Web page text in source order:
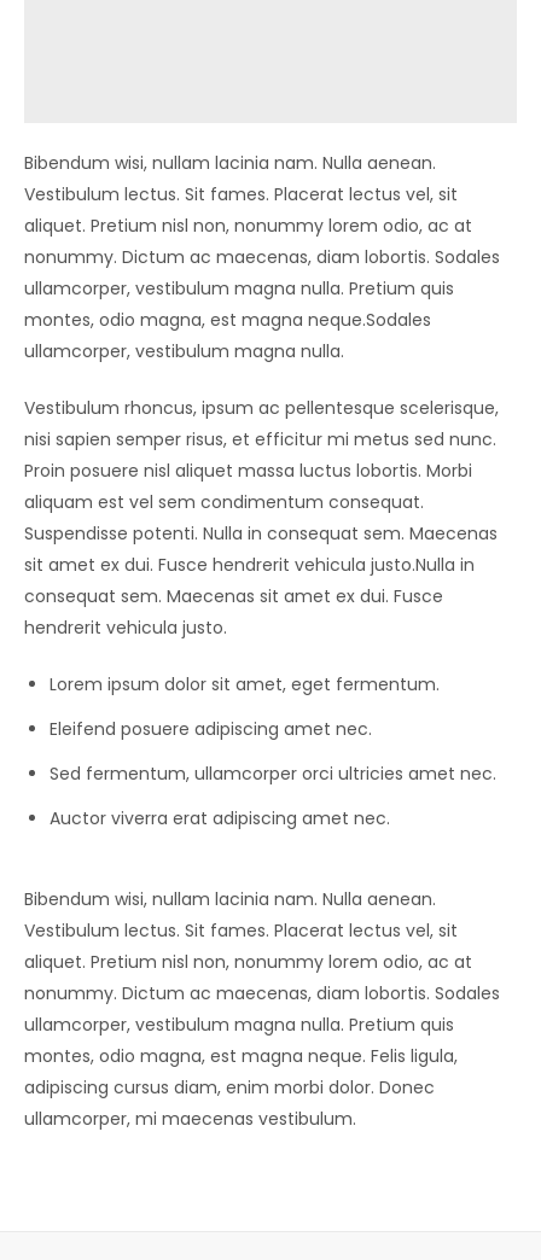
Bibendum wisi, nullam lacinia nam. Nulla aenean.
Vestibulum lectus. Sit fames. Placerat lectus vel, sit
aliquet. Pretium nisl non, nonummy lorem odio, ac at
nonummy. Dictum ac maecenas, diam lobortis. Sodales
ullamcorper, vestibulum magna nulla. Pretium quis
montes, odio magna, est magna neque.Sodales
ullamcorper, vestibulum magna nulla.
Vestibulum rhoncus, ipsum ac pellentesque scelerisque,
nisi sapien semper risus, et efficitur mi metus sed nunc.
Proin posuere nisl aliquet massa luctus lobortis. Morbi
aliquam est vel sem condimentum consequat.
Suspendisse potenti. Nulla in consequat sem. Maecenas
sit amet ex dui. Fusce hendrerit vehicula justo.Nulla in
consequat sem. Maecenas sit amet ex dui. Fusce
hendrerit vehicula justo.
Lorem ipsum dolor sit amet, eget fermentum.
Eleifend posuere adipiscing amet nec.
Sed fermentum, ullamcorper orci ultricies amet nec.
Auctor viverra erat adipiscing amet nec.
Bibendum wisi, nullam lacinia nam. Nulla aenean.
Vestibulum lectus. Sit fames. Placerat lectus vel, sit
aliquet. Pretium nisl non, nonummy lorem odio, ac at
nonummy. Dictum ac maecenas, diam lobortis. Sodales
ullamcorper, vestibulum magna nulla. Pretium quis
montes, odio magna, est magna neque. Felis ligula,
adipiscing cursus diam, enim morbi dolor. Donec
ullamcorper, mi maecenas vestibulum.